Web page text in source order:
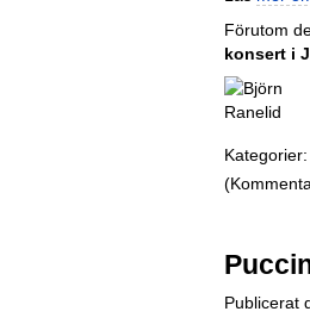
Förutom
konsert i
Kategorier:
Publicerat